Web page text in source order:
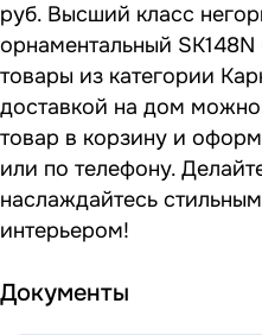
руб. Высший класс
орнаментальный
товары из категории
доставкой на дом
товар в корзину и
или по телефону.
наслаждайтесь
интерьером!
Документы